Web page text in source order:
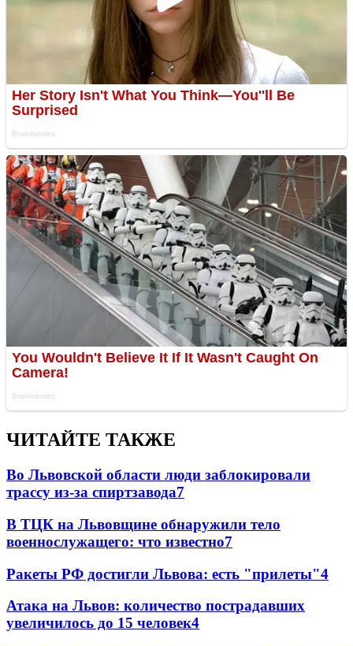
ЧИТАЙТЕ ТАКЖЕ
Во Львовской области люди заблокировали
трассу из-за спиртзавода7
В ТЦК на Львовщине обнаружили тело
военнослужащего: что известно7
Ракеты РФ достигли Львова: есть "прилеты"4
Атака на Львов: количество пострадавших
увеличилось до 15 человек4